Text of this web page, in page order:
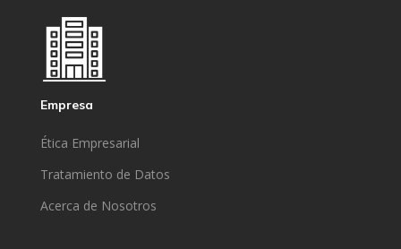
Empresa
Ética Empresarial
Tratamiento de Datos
Acerca de Nosotros